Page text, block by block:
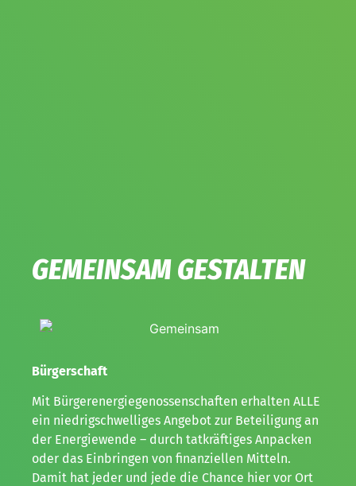
GEMEINSAM GESTALTEN
Bürgerschaft
Mit Bürgerenergiegenossenschaften erhalten ALLE
ein niedrigschwelliges Angebot zur Beteiligung an
der Energiewende – durch tatkräftiges Anpacken
oder das Einbringen von finanziellen Mitteln.
Damit hat jeder und jede die Chance hier vor Ort